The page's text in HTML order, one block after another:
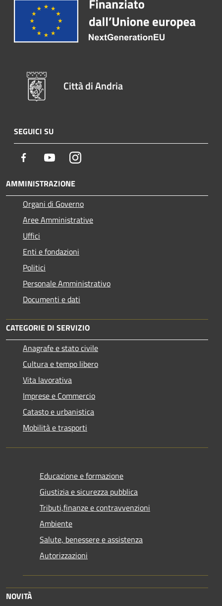
Città di Andria
SEGUICI SU
Facebook YoutubeInstagram
AMMINISTRAZIONE
Organi di Governo
Aree Amministrative
Uffici
Enti e fondazioni
Politici
Personale Amministrativo
Documenti e dati
CATEGORIE DI SERVIZIO
Anagrafe e stato civile
Cultura e tempo libero
Vita lavorativa
Imprese e Commercio
Catasto e urbanistica
Mobilità e trasporti
Educazione e formazione
Giustizia e sicurezza pubblica
Tributi,finanze e contravvenzioni
Ambiente
Salute, benessere e assistenza
Autorizzazioni
NOVITÀ